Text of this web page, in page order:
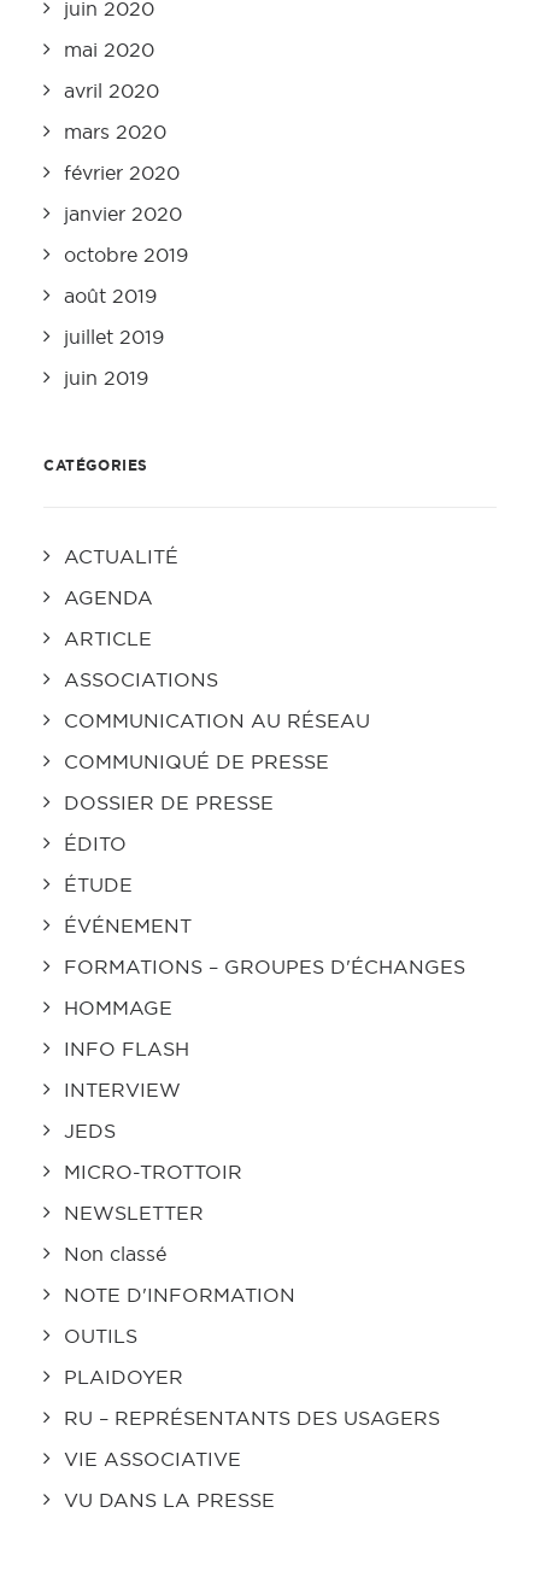
juin 2020
mai 2020
avril 2020
mars 2020
février 2020
janvier 2020
octobre 2019
août 2019
juillet 2019
juin 2019
CATÉGORIES
ACTUALITÉ
AGENDA
ARTICLE
ASSOCIATIONS
COMMUNICATION AU RÉSEAU
COMMUNIQUÉ DE PRESSE
DOSSIER DE PRESSE
ÉDITO
ÉTUDE
ÉVÉNEMENT
FORMATIONS – GROUPES D'ÉCHANGES
HOMMAGE
INFO FLASH
INTERVIEW
JEDS
MICRO-TROTTOIR
NEWSLETTER
Non classé
NOTE D'INFORMATION
OUTILS
PLAIDOYER
RU – REPRÉSENTANTS DES USAGERS
VIE ASSOCIATIVE
VU DANS LA PRESSE